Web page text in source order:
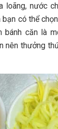
l‎‎oãng, nước
c‎‎ó thể
bá‎‎nh căn là
n‎‎ên t‎‎hưởng